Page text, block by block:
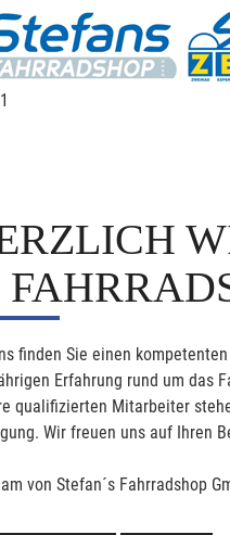
finden Sie einen
Erfahrung rund um das
qualifizierten Mitarbeiter
Wir freuen uns auf Ihren
von Stefan´s Fahrradshop